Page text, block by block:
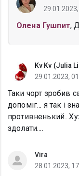
Олена Гушпит,
Kv Kv (Julia
29.01.2023,
Таки чорт зробив
допоміг... я так і
здолати....
Vira
28.01.2023,